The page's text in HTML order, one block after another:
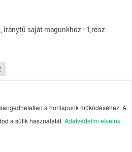
saját magunkhoz - 1.rész
elvek| Süti
a honlapunk működéséhez. A
a sütik használatát. Adatvédelmi elveink